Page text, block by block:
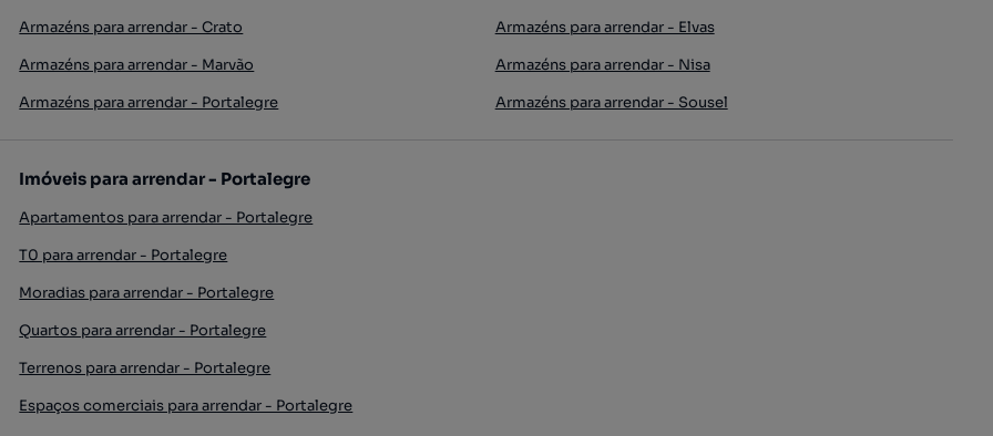
Armazéns para arrendar - Crato
Armazéns para arrendar - Elvas
Armazéns para arrendar - Marvão
Armazéns para arrendar - Nisa
Armazéns para arrendar - Portalegre
Armazéns para arrendar - Sousel
Imóveis para arrendar - Portalegre
Apartamentos para arrendar - Portalegre
T0 para arrendar - Portalegre
Moradias para arrendar - Portalegre
Quartos para arrendar - Portalegre
Terrenos para arrendar - Portalegre
Espaços comerciais para arrendar - Portalegre